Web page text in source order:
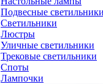
Подвесные светильники
Светильники
Люстры
Уличные светильники
Трековые светильники
Споты
Лампочки